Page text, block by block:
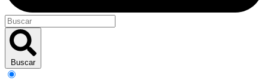
Buscar